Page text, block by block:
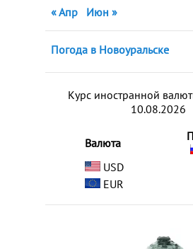
« Апр
Июн »
Погода в Новоуральске
Курс иностранной
10.08.2026
Валюта
USD
EUR